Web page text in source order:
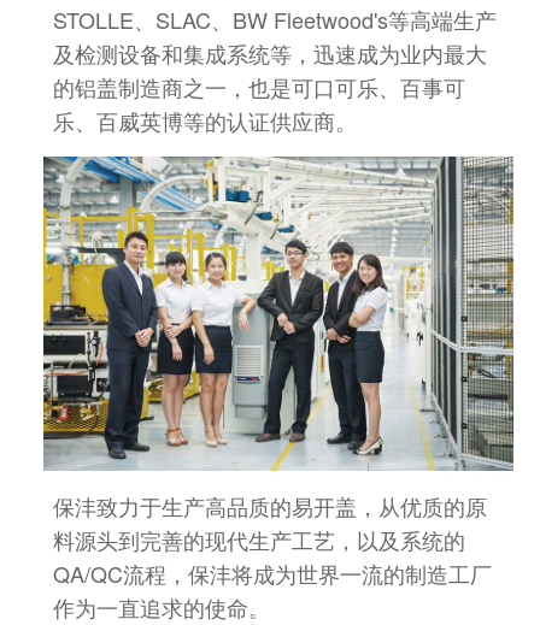
STOLLE、SLAC、BW Fleetwood's等高端生产
及检测设备和集成系统等，迅速成为业内最大
的铝盖制造商之一，也是可口可乐、百事可
乐、百威英博等的认证供应商。
保沣致力于生产高品质的易开盖，从优质的原
料源头到完善的现代生产工艺，以及系统的
QA/QC流程，保沣将成为世界一流的制造工厂
作为一直追求的使命。